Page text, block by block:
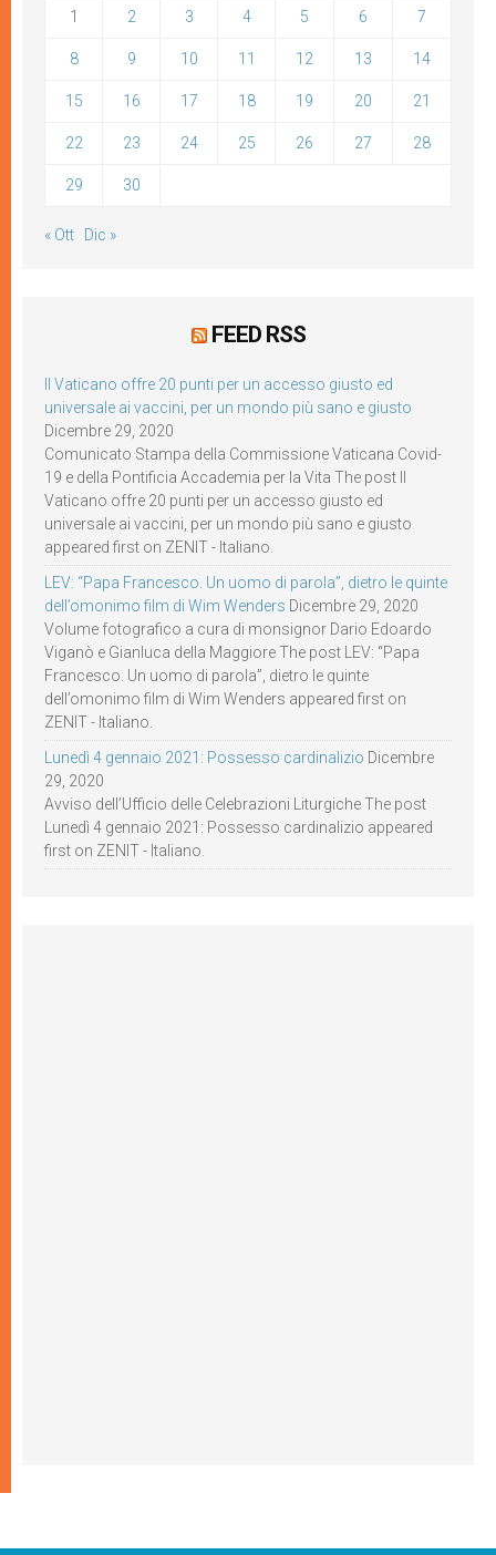
1 2 3 4 5 6 7
8 9 10 11 12 13 14
15 16 17 18 19 20 21
22 23 24 25 26 27 28
29 30
« Ott Dic »
FEED RSS
Il Vaticano offre 20 punti per un accesso giusto ed
universale ai vaccini, per un mondo più sano e giusto
Dicembre 29, 2020
Comunicato Stampa della Commissione Vaticana Covid-
19 e della Pontificia Accademia per la Vita The post Il
Vaticano offre 20 punti per un accesso giusto ed
universale ai vaccini, per un mondo più sano e giusto
appeared first on ZENIT - Italiano.
LEV: “Papa Francesco. Un uomo di parola”, dietro le quinte
dell’omonimo film di Wim Wenders Dicembre 29, 2020
Volume fotografico a cura di monsignor Dario Edoardo
Viganò e Gianluca della Maggiore The post LEV: “Papa
Francesco. Un uomo di parola”, dietro le quinte
dell’omonimo film di Wim Wenders appeared first on
ZENIT - Italiano.
Lunedì 4 gennaio 2021: Possesso cardinalizio Dicembre
29, 2020
Avviso dell’Ufficio delle Celebrazioni Liturgiche The post
Lunedì 4 gennaio 2021: Possesso cardinalizio appeared
first on ZENIT - Italiano.